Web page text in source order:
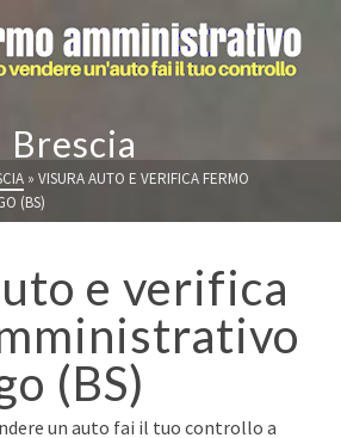
Brescia
» VISURA AUTO E VERIFICA FERMO
(BS)
e verifica
(BS)
un auto fai il tuo controllo a